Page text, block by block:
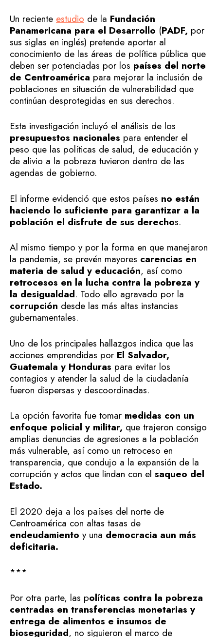
Un reciente estudio de la Fundación
Panamericana para el Desarrollo (PADF, por
sus siglas en inglés) pretende aportar al
conocimiento de las áreas de política pública que
deben ser potenciadas por los países del norte
de Centroamérica para mejorar la inclusión de
poblaciones en situación de vulnerabilidad que
continúan desprotegidas en sus derechos.
Esta investigación incluyó el análisis de los
presupuestos nacionales para entender el
peso que las políticas de salud, de educación y
de alivio a la pobreza tuvieron dentro de las
agendas de gobierno.
El informe evidenció que estos países no están
haciendo lo suficiente para garantizar a la
población el disfrute de sus derechos.
Al mismo tiempo y por la forma en que manejaron
la pandemia, se prevén mayores carencias en
materia de salud y educación, así como
retrocesos en la lucha contra la pobreza y
la desigualdad. Todo ello agravado por la
corrupción desde las más altas instancias
gubernamentales.
Uno de los principales hallazgos indica que las
acciones emprendidas por El Salvador,
Guatemala y Honduras para evitar los
contagios y atender la salud de la ciudadanía
fueron dispersas y descoordinadas.
La opción favorita fue tomar medidas con un
enfoque policial y militar, que trajeron consigo
amplias denuncias de agresiones a la población
más vulnerable, así como un retroceso en
transparencia, que condujo a la expansión de la
corrupción y actos que lindan con el saqueo del
Estado.
El 2020 deja a los países del norte de
Centroamérica con altas tasas de
endeudamiento y una democracia aun más
deficitaria.
***
Por otra parte, las políticas contra la pobreza
centradas en transferencias monetarias y
entrega de alimentos e insumos de
bioseguridad, no siguieron el marco de